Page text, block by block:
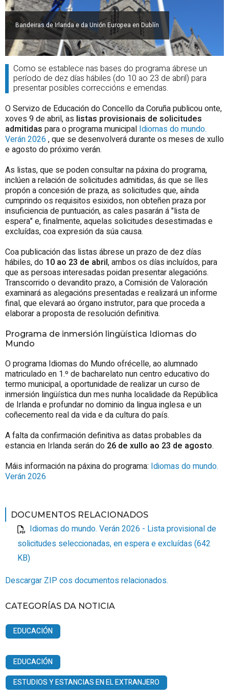
Bandeiras de Irlanda e da Unión Europea en Dublín
Como se establece nas bases do programa ábrese un
período de dez días hábiles (do 10 ao 23 de abril) para
presentar posibles correccións e emendas.
O Servizo de Educación do Concello da Coruña publicou onte,
xoves 9 de abril, as listas provisionais de solicitudes
admitidas para o programa municipal Idiomas do mundo.
Verán 2026 , que se desenvolverá durante os meses de xullo
e agosto do próximo verán.
As listas, que se poden consultar na páxina do programa,
inclúen a relación de solicitudes admitidas, ás que se lles
propón a concesión de praza, as solicitudes que, aínda
cumprindo os requisitos esixidos, non obteñen praza por
insuficiencia de puntuación, as cales pasarán á "lista de
espera" e, finalmente, aquelas solicitudes desestimadas e
excluídas, coa expresión da súa causa.
Coa publicación das listas ábrese un prazo de dez días
hábiles, do 10 ao 23 de abril, ambos os días incluídos, para
que as persoas interesadas poidan presentar alegacións.
Transcorrido o devandito prazo, a Comisión de Valoración
examinará as alegacións presentadas e realizará un informe
final, que elevará ao órgano instrutor, para que proceda a
elaborar a proposta de resolución definitiva.
Programa de inmersión lingüística Idiomas do
Mundo
O programa Idiomas do Mundo ofrécelle, ao alumnado
matriculado en 1.º de bacharelato nun centro educativo do
termo municipal, a oportunidade de realizar un curso de
inmersión lingüística dun mes nunha localidade da República
de Irlanda e profundar no dominio da lingua inglesa e un
coñecemento real da vida e da cultura do país.
A falta da confirmación definitiva as datas probables da
estancia en Irlanda serán do 26 de xullo ao 23 de agosto.
Máis información na páxina do programa: Idiomas do mundo.
Verán 2026
DOCUMENTOS RELACIONADOS
Idiomas do mundo. Verán 2026 - Lista provisional de
solicitudes seleccionadas, en espera e excluídas (642
KB)
Descargar ZIP cos documentos relacionados.
CATEGORÍAS DA NOTICIA
EDUCACIÓN
EDUCACIÓN
ESTUDIOS Y ESTANCIAS EN EL EXTRANJERO